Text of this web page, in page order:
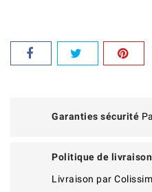
Garanties sécurité
Politique de livraison
Livraison par